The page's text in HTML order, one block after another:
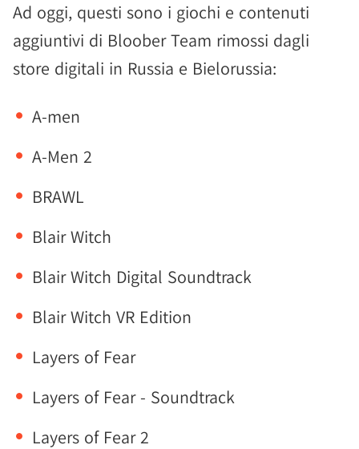
Ad oggi, questi sono i giochi e contenuti
aggiuntivi di Bloober Team rimossi dagli
store digitali in Russia e Bielorussia:
A-men
A-Men 2
BRAWL
Blair Witch
Blair Witch Digital Soundtrack
Blair Witch VR Edition
Layers of Fear
Layers of Fear - Soundtrack
Layers of Fear 2